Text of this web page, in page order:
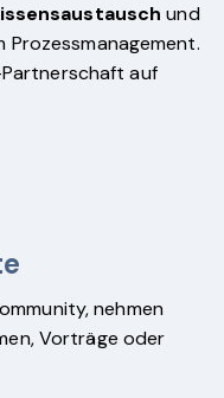
nehmen
Vorträge oder
und
Prozessmanagement.
auf